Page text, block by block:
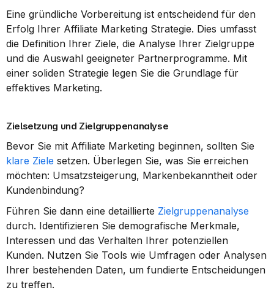
Eine gründliche Vorbereitung ist entscheidend für den
Erfolg Ihrer Affiliate Marketing Strategie. Dies umfasst
die Definition Ihrer Ziele, die Analyse Ihrer Zielgruppe
und die Auswahl geeigneter Partnerprogramme. Mit
einer soliden Strategie legen Sie die Grundlage für
effektives Marketing.
Zielsetzung und Zielgruppenanalyse
klare Ziele setzen. Überlegen Sie, was Sie erreichen
möchten: Umsatzsteigerung, Markenbekanntheit oder
Kundenbindung?
Führen Sie dann eine detaillierte Zielgruppenanalyse
durch. Identifizieren Sie demografische Merkmale,
Interessen und das Verhalten Ihrer potenziellen
Kunden. Nutzen Sie Tools wie Umfragen oder Analysen
Ihrer bestehenden Daten, um fundierte Entscheidungen
zu treffen.